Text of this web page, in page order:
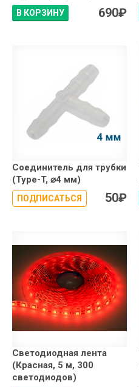
В КОРЗИНУ 690₽
Соединитель для трубки
(Type-T, ⌀4 мм)
ПОДПИСАТЬСЯ 50₽
Светодиодная лента
(Красная, 5 м, 300
светодиодов)